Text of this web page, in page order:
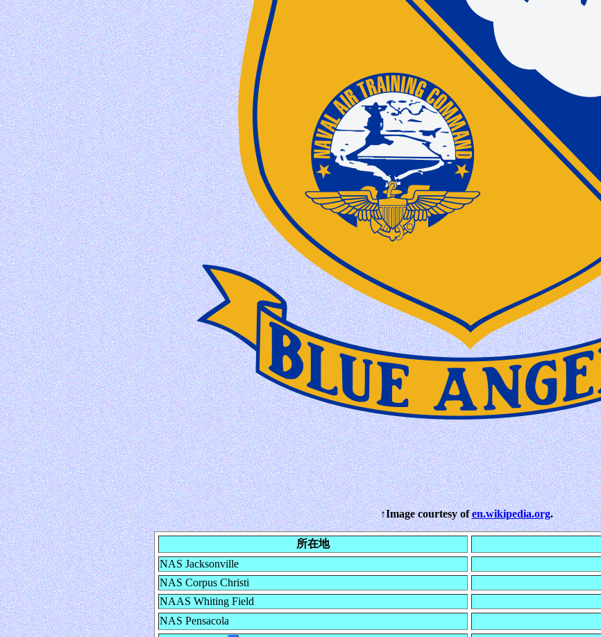
↑Image courtesy ofen.wikipedia.org.
所在地
NAS Jacksonville
NAS Corpus Christi
NAAS Whiting Field
NAS Pensacola